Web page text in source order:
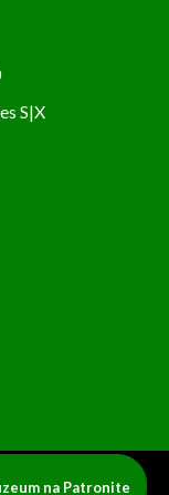
S|X
na Patronite